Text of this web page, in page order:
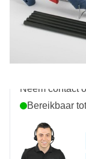
Gratis bezorgd
100 dagen
Neem contact
Bereikbaar